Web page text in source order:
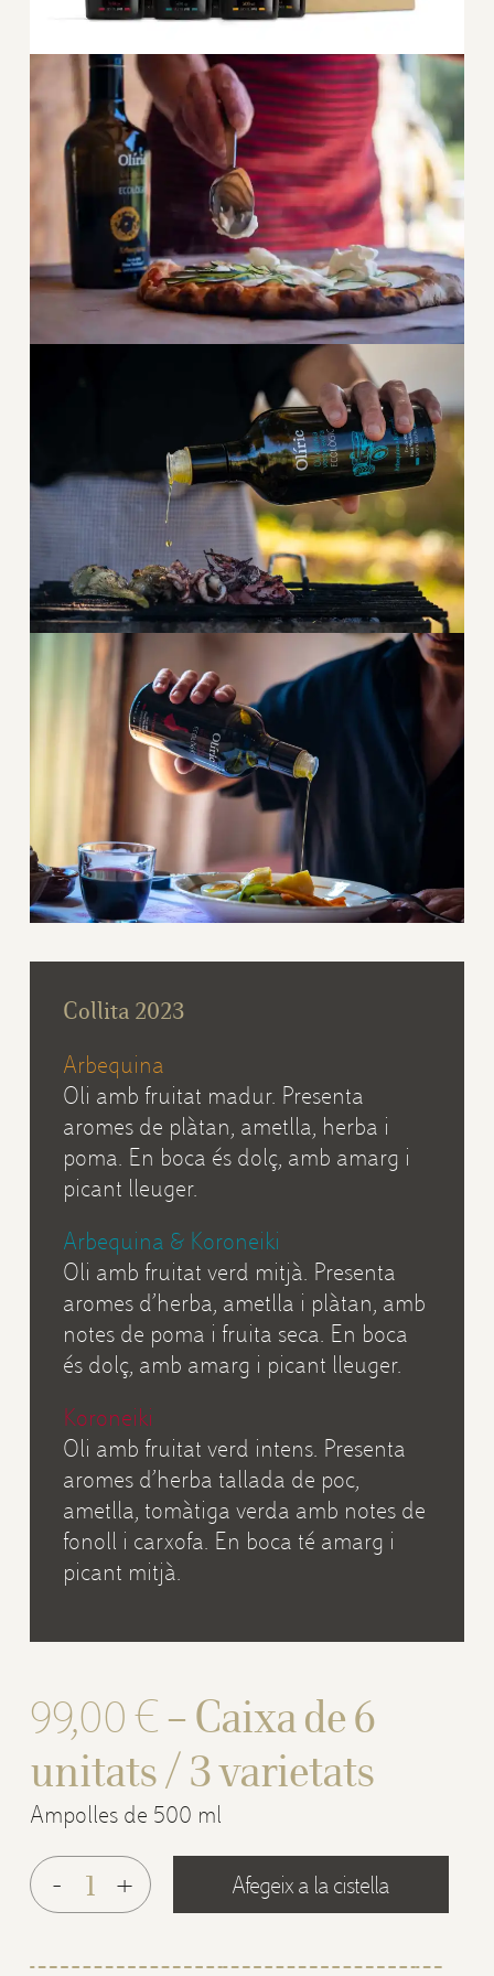
Collita 2023
Arbequina
Oli amb fruitat madur. Presenta
aromes de plàtan, ametlla, herba i
poma. En boca és dolç, amb amarg i
picant lleuger.
Arbequina & Koroneiki
Oli amb fruitat verd mitjà. Presenta
aromes d’herba, ametlla i plàtan, amb
notes de poma i fruita seca. En boca
és dolç, amb amarg i picant lleuger.
Koroneiki
Oli amb fruitat verd intens. Presenta
aromes d’herba tallada de poc,
ametlla, tomàtiga verda amb notes de
fonoll i carxofa. En boca té amarg i
picant mitjà.
99,00€– Caixa de 6
unitats / 3 varietats
Ampolles de 500 ml
Afegeix a la cistella